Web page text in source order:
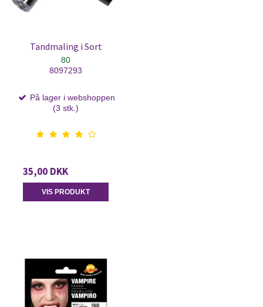
Tandmaling i Sort
80
8097293
På lager i webshoppen
(3 stk.)
35,00 DKK
VIS PRODUKT